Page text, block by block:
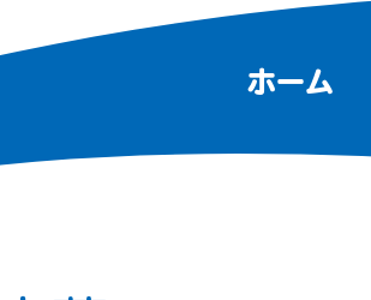
ホーム